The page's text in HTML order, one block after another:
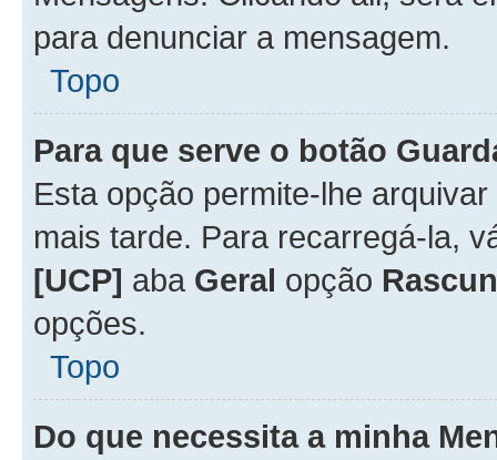
para denunciar a mensagem.
Topo
Para que serve o botão
Esta opção permite-lhe
mais tarde. Para recarregá-la,
[UCP] aba Geral opção
opções.
Topo
Do que necessita a minha